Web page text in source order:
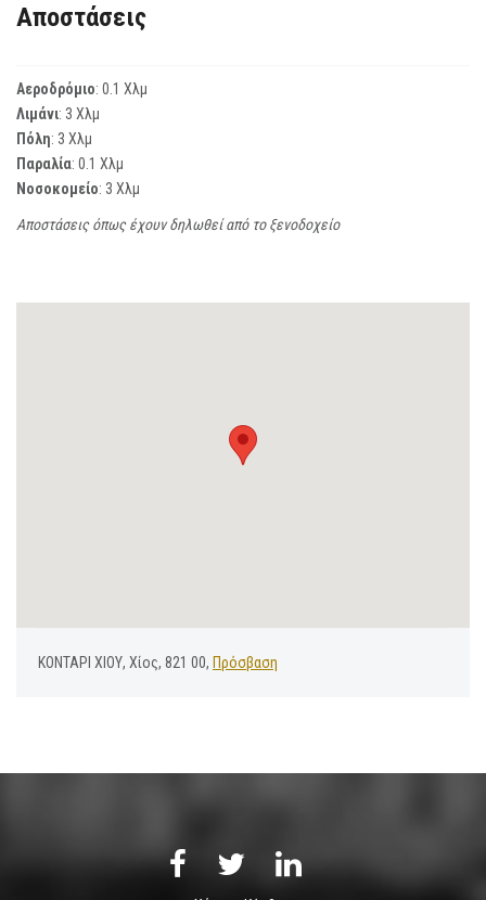
Αποστάσεις
Αεροδρόμιο: 0.1 Χλμ
Λιμάνι: 3 Χλμ
Πόλη: 3 Χλμ
Παραλία: 0.1 Χλμ
Νοσοκομείο: 3 Χλμ
Αποστάσεις όπως έχουν δηλωθεί από το ξενοδοχείο
ΚΟΝΤΑΡΙ ΧΙΟΥ, Χίος, 821 00, Πρόσβαση